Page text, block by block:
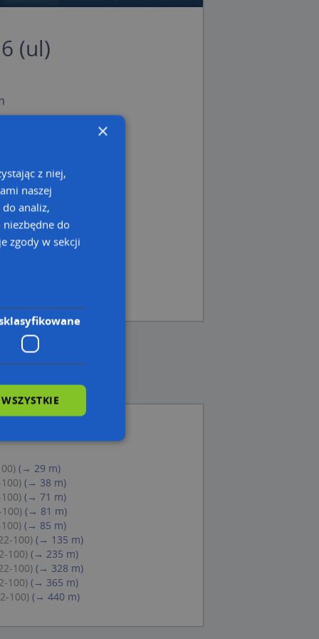
(ul)
(→ 29 m)
(→ 38 m)
(→ 71 m)
(→ 81 m)
(→ 85 m)
100) (→ 135 m)
100) (→ 235 m)
100) (→ 328 m)
100) (→ 365 m)
100) (→ 440 m)
×
z niej,
naszej
analiz,
do
zgody w sekcji
użytkownika i
Script.com
zgody
aby baner